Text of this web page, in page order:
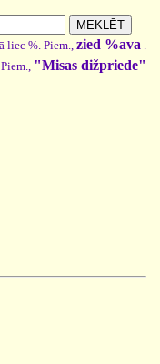
liec %. Piem., zied %ava .
"Misas dižpriede"